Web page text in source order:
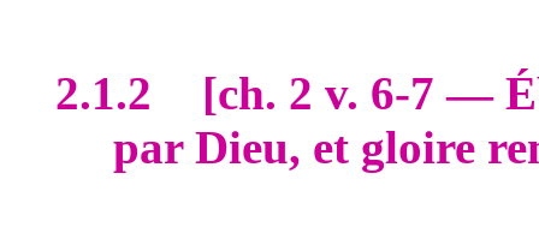
2.1.2 [ch. 2 v. 6-7 —
par Dieu, et gloire